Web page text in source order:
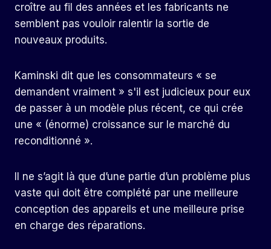
croître au fil des années et les fabricants ne
semblent pas vouloir ralentir la sortie de
nouveaux produits.
Kaminski dit que les consommateurs « se
demandent vraiment » s'il est judicieux pour eux
de passer à un modèle plus récent, ce qui crée
une « (énorme) croissance sur le marché du
reconditionné ».
Il ne s’agit là que d’une partie d’un problème plus
vaste qui doit être complété par une meilleure
conception des appareils et une meilleure prise
en charge des réparations.